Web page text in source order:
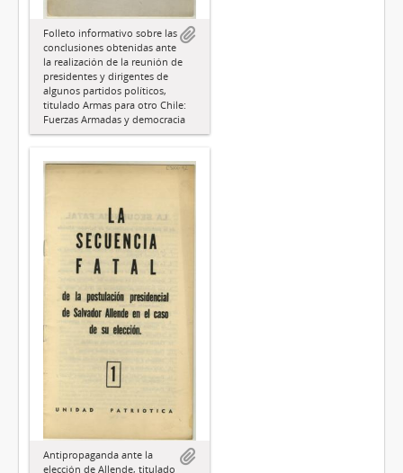
Folleto informativo sobre las
conclusiones obtenidas ante
la realización de la reunión de
presidentes y dirigentes de
algunos partidos políticos,
titulado Armas para otro Chile:
Fuerzas Armadas y democracia
Antipropaganda ante la
elección de Allende, titulado